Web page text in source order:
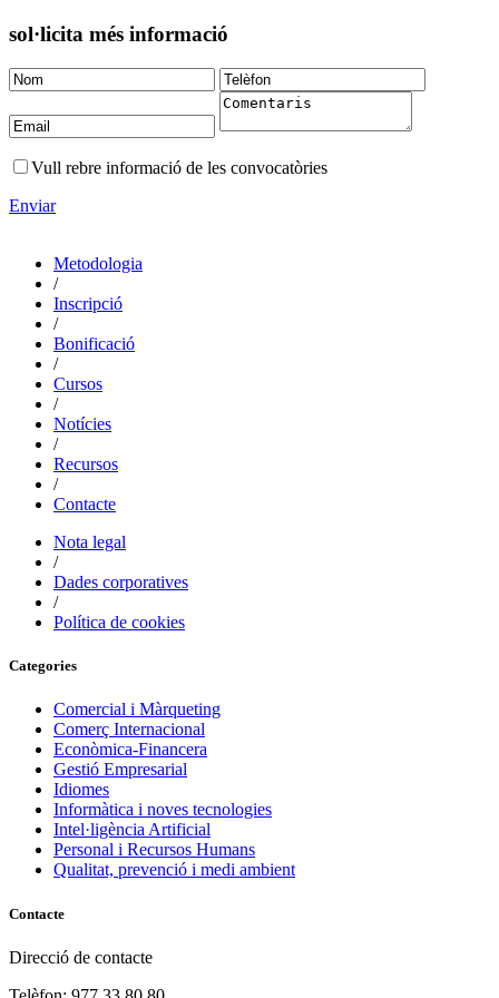
sol·licita més informació
Vull rebre informació de les convocatòries
Enviar
Metodologia
/
Inscripció
/
Bonificació
/
Cursos
/
Notícies
/
Recursos
/
Contacte
Nota legal
/
Dades corporatives
/
Política de cookies
Categories
Comercial i Màrqueting
Comerç Internacional
Econòmica-Financera
Gestió Empresarial
Idiomes
Informàtica i noves tecnologies
Intel·ligència Artificial
Personal i Recursos Humans
Qualitat, prevenció i medi ambient
Contacte
Direcció de contacte